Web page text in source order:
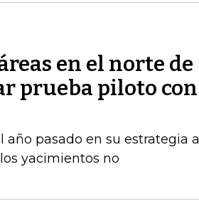
en el norte de
prueba piloto con
pasado en su estrategia al
yacimientos no